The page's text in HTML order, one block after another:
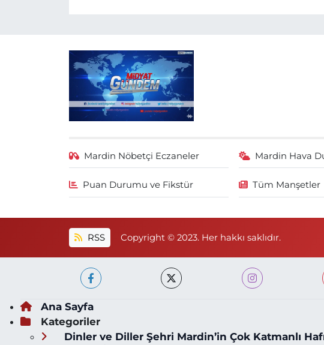
Mardin Nöbetçi Eczaneler Mardin Hava
Puan Durumu ve Fikstür Tüm Manşetler
RSS Copyright © 2023. Her hakkı saklıdır.
Ana Sayfa
Kategoriler
Dinler ve Diller Şehri Mardin’in Çok Katmanlı